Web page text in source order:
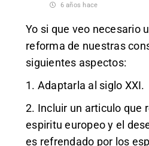
6 años hace
Yo si que veo necesario
reforma de nuestras
siguientes aspectos:
1. Adaptarla al siglo XXI.
2. Incluir un articulo que
espiritu europeo y el
es refrendado por los